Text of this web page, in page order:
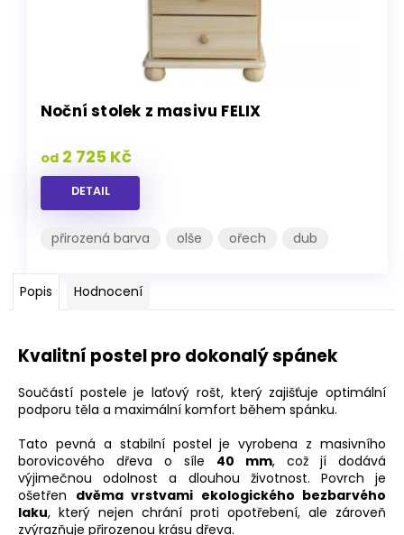
Noční stolek z masivu FELIX
od 2 725 Kč
DETAIL
přirozená barva olše ořech dub
Popis Hodnocení
Kvalitní postel pro dokonalý spánek
Součástí postele je laťový rošt, který zajišťuje optimální
podporu těla a maximální komfort během spánku.
Tato pevná a stabilní postel je vyrobena z masivního
borovicového dřeva o síle 40 mm, což jí dodává
výjimečnou odolnost a dlouhou životnost. Povrch je
ošetřen dvěma vrstvami ekologického bezbarvého
laku, který nejen chrání proti opotřebení, ale zároveň
zvýrazňuje přirozenou krásu dřeva.